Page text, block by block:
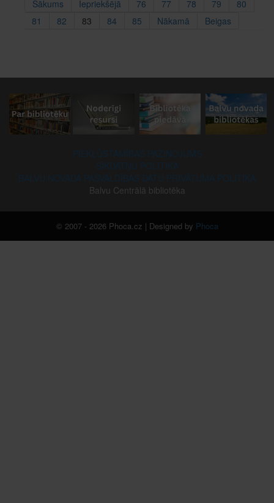
Sākums
Iepriekšējā 76 77 78 79
80
81
82 83 84 85 Nākamā Beigas
Balvu Centrālā bibliotēka
© 2007 - 2026 Phoca.cz | Designed by Phoca